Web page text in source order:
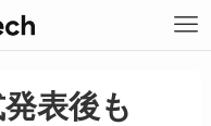
表後も